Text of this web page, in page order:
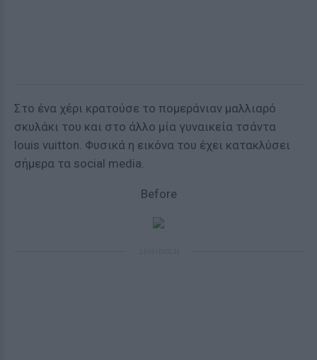
Στο ένα χέρι κρατούσε το πομεράνιαν μαλλιαρό
σκυλάκι του και στο άλλο μία γυναικεία τσάντα
louis vuitton. Φυσικά η εικόνα του έχει κατακλύσει
σήμερα τα social media.
Before